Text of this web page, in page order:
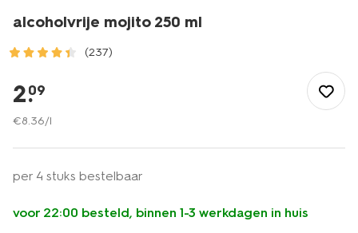
alcoholvrije mojito 250 ml
(237)
drinken/alcoholvrij/cocktails/alcoholvrije-
mojito-
250-
17420043.html
2.
09
€8.36/l
per 4 stuks bestelbaar
voor 22:00 besteld, binnen 1-3 werkdagen in huis